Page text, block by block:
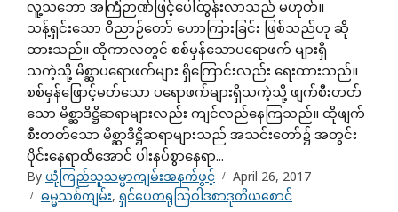
လူ့သဘော အကြံဉာဏ်ဖြင့်ပေါ်ထွန်းလာသည် မဟုတ်။
သန့်ရှင်းသော ဝိညာဉ်တော် ဟောကြားခြင်း ဖြစ်သည်ဟု ဆို
ထားသည်။ ထိုကာလတွင် စစ်မှန်သောပရောဖက် များရှိ
သကဲ့သို့ မိစ္ဆာပရောဖက်များ ရှိကြောင်းလည်း ရေးထားသည်။
စစ်မှန်ဖြောင့်မတ်သော ပရောဖက်များရှိသကဲ့သို့ ဖျက်စီးတတ်
သော မိစ္ဆာဒိဋ္ဌိဆရာများလည်း ကျင်လည်နေကြသည်။ ထိုဖျက်
စီးတတ်သော မိစ္ဆာဒိဋ္ဌိဆရာများသည် အသင်းတော်၌ အတွင်း
ပိုင်းနေရာထိအောင် ပါးနပ်စွာနေရာ...
Byယုံကြည်သူသမ္မာကျမ်းအနက်ဖွင့် April 26, 2017
ဓမ္မသစ်ကျမ်း,ရှင်ပေတရုသြဝါဒစာဒုတိယစောင်